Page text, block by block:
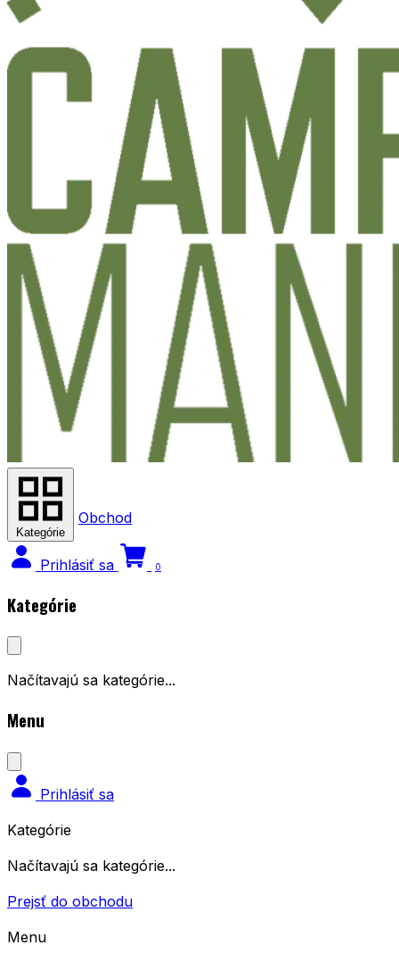
Kategórie
Obchod
Prihlásiť sa 0
Kategórie
Načítavajú sa kategórie...
Menu
Prihlásiť sa
Kategórie
Načítavajú sa kategórie...
Prejsť do obchodu
Menu